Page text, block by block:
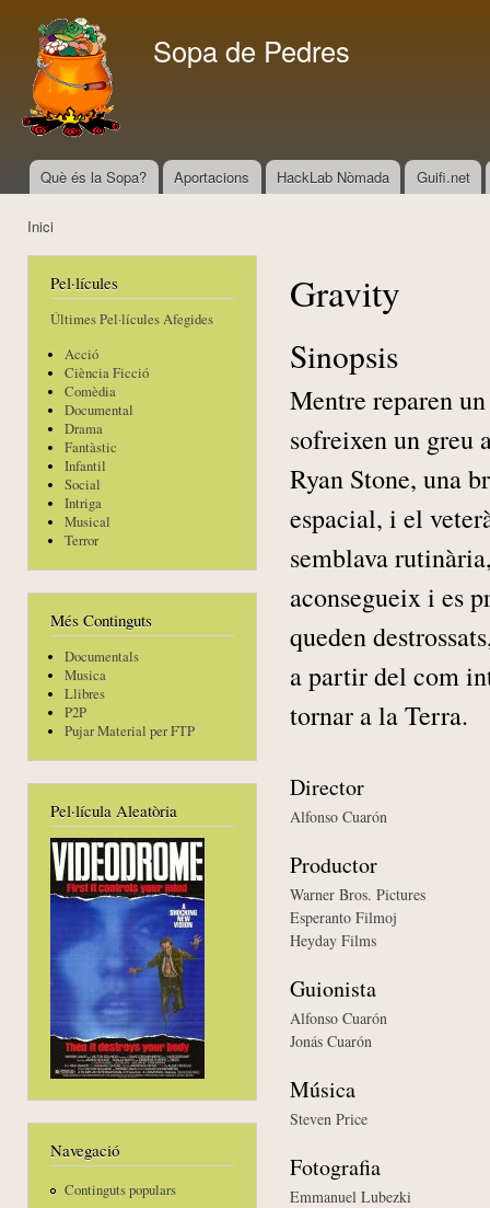
Sopa de Pedres
Menú principal
Què és la Sopa? Aportacions HackLab Nòmada Guifi.net
Inici
Pel·lícules
Últimes Pel·lícules Afegides
Acció
Ciència Ficció
Comèdia
Documental
Drama
Fantàstic
Infantil
Social
Intriga
Musical
Terror
Més Continguts
Documentals
Musica
Llibres
P2P
Pujar Material per FTP
Pel·lícula Aleatòria
Navegació
Continguts populars
Gravity
Sinopsis
Mentre reparen
sofreixen un greu
Ryan Stone, una
espacial, i el
semblava
aconsegueix i es
queden
a partir del com
tornar a la Terra.
Director
Alfonso Cuarón
Productor
Warner Bros. Pictures
Esperanto Filmoj
Heyday Films
Guionista
Alfonso Cuarón
Jonás Cuarón
Música
Steven Price
Fotografia
Emmanuel Lubezki